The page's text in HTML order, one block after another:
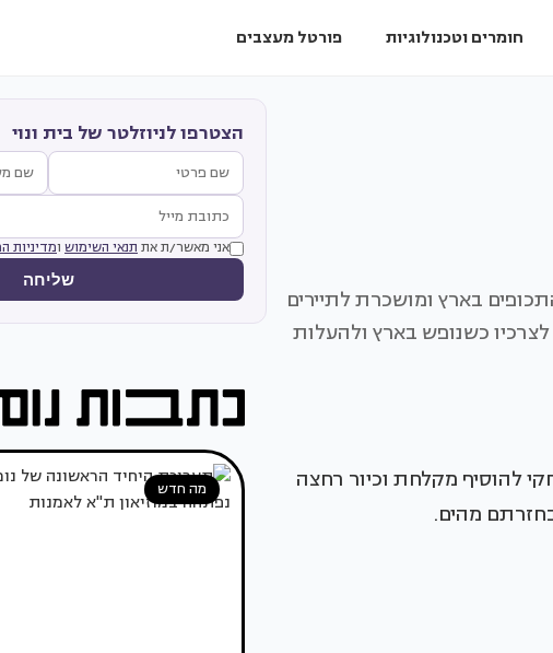
חומרים וטכנולוגיות פורטל מעצבים
התכופים בארץ ומושכרת לתיירים
כשנופש בארץ ולהעלות
להוסיף מקלחת וכיור רחצה
הצטרפו לניוזלטר של בית ונוי
אני מאשר/ת את תנאי השימוש ומדיניות
שליחה
מה חדש